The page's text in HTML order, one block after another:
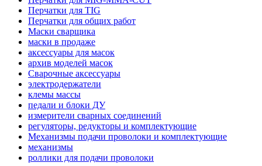
Перчатки для TIG
Перчатки для общих работ
Маски сварщика
маски в продаже
аксессуары для масок
архив моделей масок
Сварочные аксессуары
электродержатели
клемы массы
педали и блоки ДУ
измерители сварных соединений
регуляторы, редукторы и комплектующие
Механизмы подачи проволоки и комплектующие
механизмы
роллики для подачи проволоки